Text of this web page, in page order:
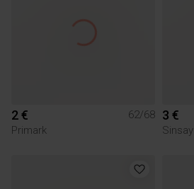
2 €
62/68
Primark
3 €
Sinsay